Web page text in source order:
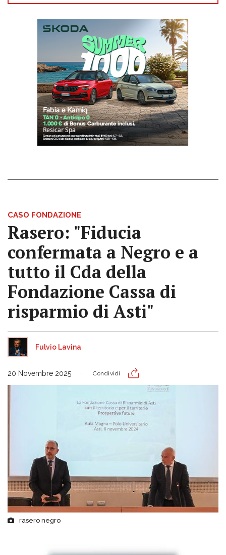
CASO FONDAZIONE
Rasero: "Fiducia
confermata a Negro e a
tutto il Cda della
Fondazione Cassa di
risparmio di Asti"
Fulvio Lavina
20 Novembre 2025 Condividi
rasero negro